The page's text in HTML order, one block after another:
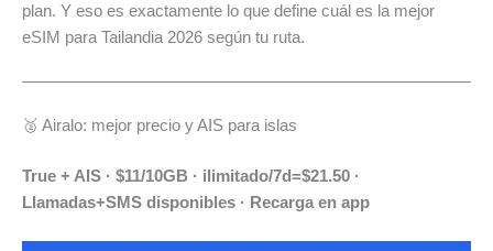
plan. Y eso es exactamente lo que define cuál es la mejor
eSIM para Tailandia 2026 según tu ruta.
🥈 Airalo: mejor precio y AIS para islas
True + AIS · $11/10GB · ilimitado/7d=$21.50 ·
Llamadas+SMS disponibles · Recarga en app